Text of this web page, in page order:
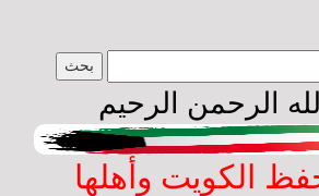
الرحمن الرحيم
الكويت وأهلها